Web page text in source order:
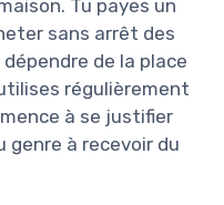
Tu payes un
sans arrêt des
de la place
régulièrement
à se justifier
à recevoir du